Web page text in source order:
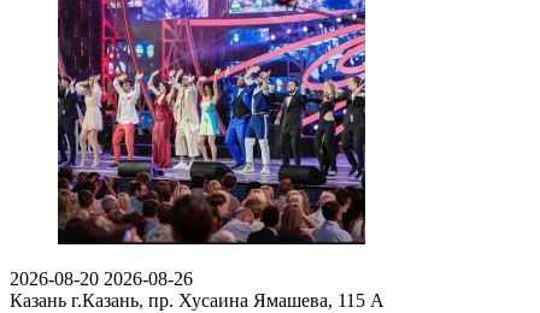
2026-08-20 2026-08-26
Казань г.Казань, пр. Хусаина Ямашева, 115 A